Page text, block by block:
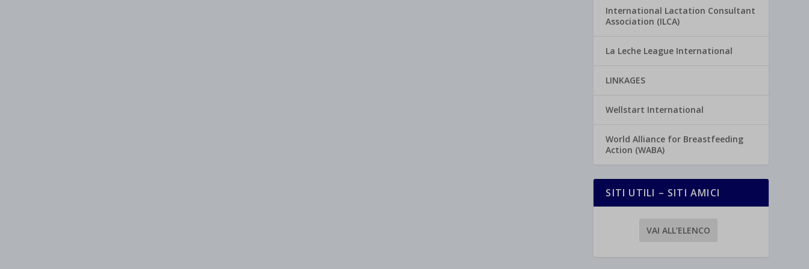
International Lactation Consultant
Association (ILCA)
La Leche League International
LINKAGES
Wellstart International
World Alliance for Breastfeeding
Action (WABA)
SITI UTILI – SITI AMICI
VAI ALL’ELENCO